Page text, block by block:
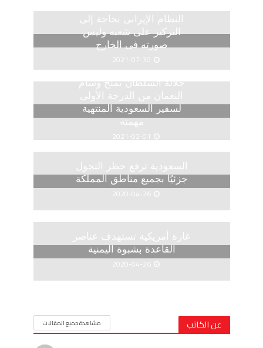
النظام الإيرانى بحاجة إلى
التركيز على شعبه وليس
صورته فى الخارج
2021-07-30
جلالة السلطان يمنح وسام
النعمان من الدرجة الأولى
لسفير السعودية المنتهية
مهمته
2021-02-01
السعودية ترفع حظر التجول
جزئيًا بجميع مناطق المملكة
2020-04-26
غارة أمريكية تستهدف عناصر
القاعدة بشبوة اليمنية
2020-04-26
عن الكاتب مشاهدة جميع المقالات